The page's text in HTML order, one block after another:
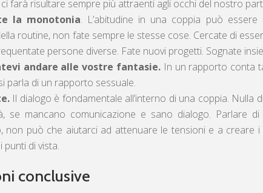
ci farà risultare sempre più attraenti agli occhi del nostro
la monotonia. L’abitudine in una coppia può
routine, non fate sempre le stesse cose. Cercate di
persone diverse. Fate nuovi progetti. Sognate
andare alle vostre fantasie. In un rapporto conta
parla di un rapporto sessuale.
Il dialogo è fondamentale all’interno di una coppia. Nulla
se mancano comunicazione e sano dialogo. Parlare
non può che aiutarci ad attenuare le tensioni e a creare
di vista.
conclusive